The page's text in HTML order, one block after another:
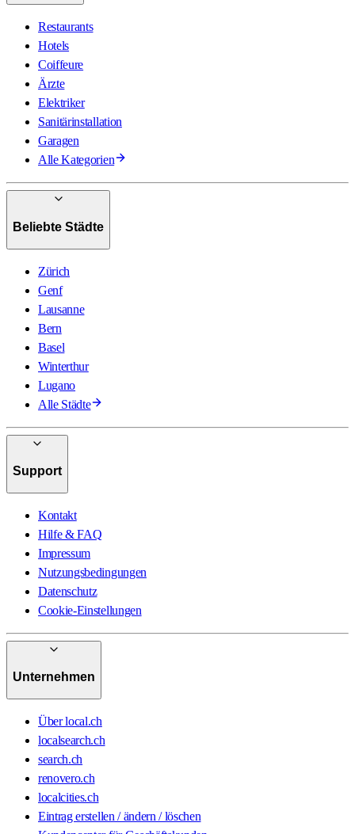
Restaurants
Hotels
Coiffeure
Ärzte
Elektriker
Sanitärinstallation
Garagen
Alle Kategorien
Beliebte Städte
Zürich
Genf
Lausanne
Bern
Basel
Winterthur
Lugano
Alle Städte
Support
Kontakt
Hilfe & FAQ
Impressum
Nutzungsbedingungen
Datenschutz
Cookie-Einstellungen
Unternehmen
Über local.ch
localsearch.ch
search.ch
renovero.ch
localcities.ch
Eintrag erstellen / ändern / löschen